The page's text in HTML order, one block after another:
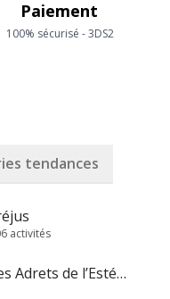
Paiement
100% sécurisé - 3DS2
tendances
activités
Les Adrets de l’Estérel